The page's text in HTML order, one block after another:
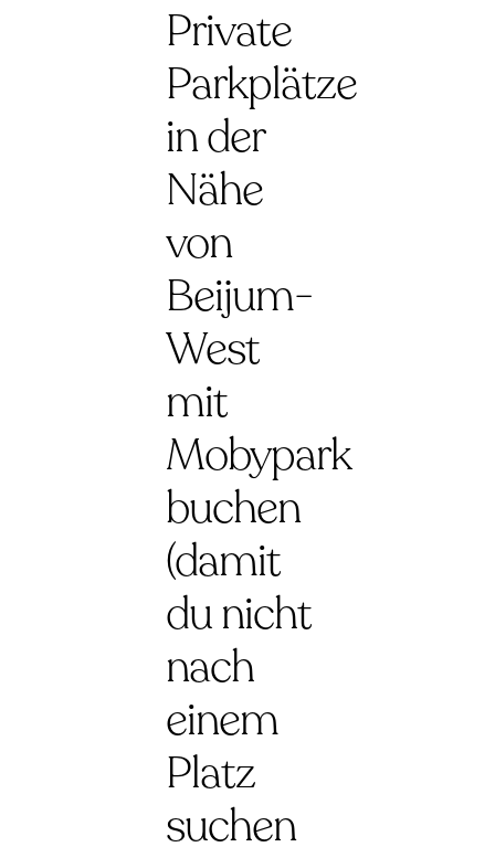
Private
Parkplätze
in der
Nähe
von
Beijum-
West
mit
Mobypark
buchen
(damit
du nicht
nach
einem
Platz
suchen